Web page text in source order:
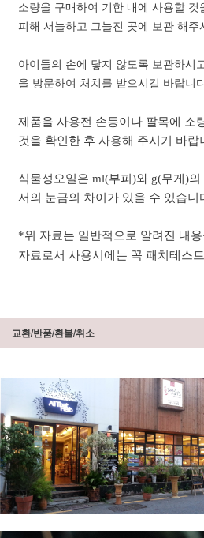
소량을 구매하여 기한 내에 사용할 것
피해 서늘하고 그늘진 곳에 보관 해주
아이들의 손에 닿지 않도록 보관하시
을 방문하여 처치를 받으시길 바랍니
제품을 사용전 손등이나 팔목에 소
것을 확인한 후 사용해 주시기 바랍
식물성오일은 ml(부피)와 g(무게)의
서의 눈금의 차이가 있을 수 있습니
*위 자료는 일반적으로 알려진 내
자료로서 사용시에는 꼭 패치테스
교환/반품/환불/취소